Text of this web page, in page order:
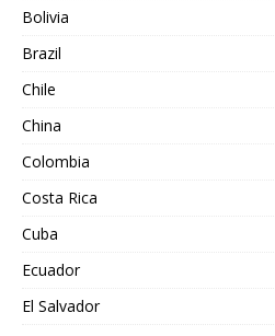
Bolivia
Brazil
Chile
China
Colombia
Costa Rica
Cuba
Ecuador
El Salvador